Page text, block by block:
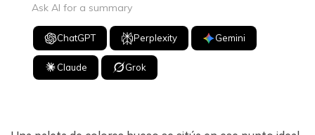
Ask AI for a summary
ChatGPT Perplexity Gemini
Claude Grok